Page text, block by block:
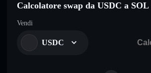
Calcolatore swap da USDC a SOL
Vendi
USDC